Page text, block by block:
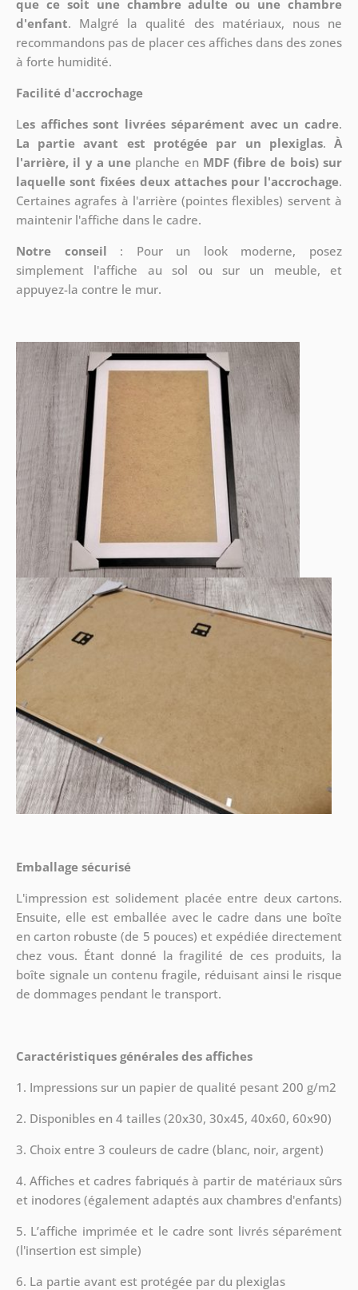
que ce soit une chambre adulte ou une chambre
d'enfant. Malgré la qualité des matériaux, nous ne
recommandons pas de placer ces affiches dans des zones
à forte humidité.
Facilité d'accrochage
Les affiches sont livrées séparément avec un cadre.
La partie avant est protégée par un plexiglas.À
l'arrière, il y a une planche en MDF (fibre de bois) sur
laquelle sont fixées deux attaches pour l'accrochage.
Certaines agrafes à l'arrière (pointes flexibles) servent à
maintenir l'affiche dans le cadre.
Notre conseil : Pour un look moderne, posez
simplement l'affiche au sol ou sur un meuble, et
appuyez-la contre le mur.
Emballage sécurisé
L'impression est solidement placée entre deux cartons.
Ensuite, elle est emballée avec le cadre dans une boîte
en carton robuste (de 5 pouces) et expédiée directement
chez vous. Étant donné la fragilité de ces produits, la
boîte signale un contenu fragile, réduisant ainsi le risque
de dommages pendant le transport.
Caractéristiques générales des affiches
1. Impressions sur un papier de qualité pesant 200 g/m2
2. Disponibles en 4 tailles (20x30, 30x45, 40x60, 60x90)
3. Choix entre 3 couleurs de cadre (blanc, noir, argent)
4. Affiches et cadres fabriqués à partir de matériaux sûrs
et inodores (également adaptés aux chambres d'enfants)
5. L’affiche imprimée et le cadre sont livrés séparément
(l'insertion est simple)
6. La partie avant est protégée par du plexiglas